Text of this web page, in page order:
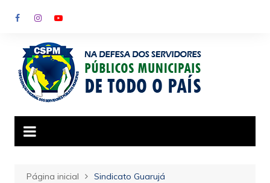
para
conteúdo
Página inicial Sindicato Guarujá